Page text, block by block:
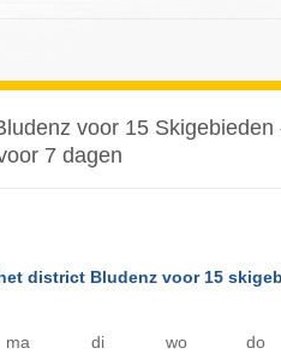
voor 15 Skigebieden
7 dagen
district Bludenz voor 15
ma
di
wo
do